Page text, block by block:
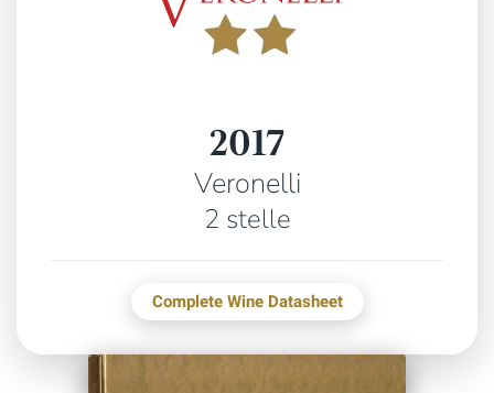
2017
Veronelli
2 stelle
Complete Wine Datasheet